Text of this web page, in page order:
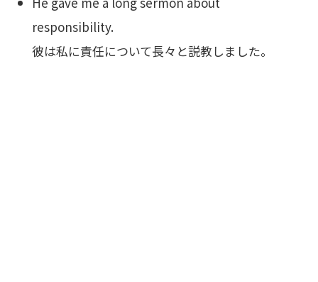
responsibility.
彼は私に責任について長々と説教しました。